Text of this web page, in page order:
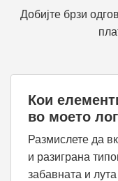
Добијте брзи
Кои
во моето
Размислете да
и разиграна
забавната и